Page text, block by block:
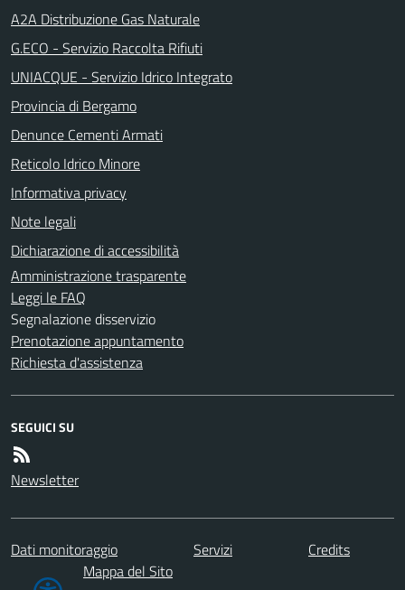
A2A Distribuzione Gas Naturale
G.ECO - Servizio Raccolta Rifiuti
UNIACQUE - Servizio Idrico Integrato
Provincia di Bergamo
Denunce Cementi Armati
Reticolo Idrico Minore
Informativa privacy
Note legali
Dichiarazione di accessibilità
Amministrazione trasparente
Leggi le FAQ
Segnalazione disservizio
Prenotazione appuntamento
Richiesta d'assistenza
SEGUICI SU
Newsletter
Dati monitoraggio Servizi
Credits
Mappa del Sito